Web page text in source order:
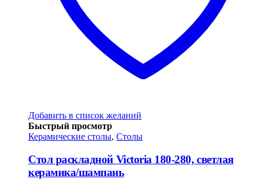
Добавить в список желаний
Быстрый просмотр
Керамические столы, Столы
Стол раскладной Victoria 180-280, светлая
керамика/шампань